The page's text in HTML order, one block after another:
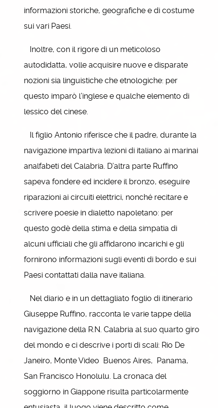
informazioni storiche, geografiche e di costume
sui vari Paesi.
Inoltre, con il rigore di un meticoloso
autodidatta, volle acquisire nuove e disparate
nozioni sia linguistiche che etnologiche: per
questo imparò l’inglese e qualche elemento di
lessico del cinese.
Il figlio Antonio riferisce che il padre, durante la
navigazione impartiva lezioni di italiano ai marinai
analfabeti del Calabria. D’altra parte Ruffino
sapeva fondere ed incidere il bronzo, eseguire
riparazioni ai circuiti elettrici, nonché recitare e
scrivere poesie in dialetto napoletano: per
questo godè della stima e della simpatia di
alcuni ufficiali che gli affidarono incarichi e gli
fornirono informazioni sugli eventi di bordo e sui
Paesi contattati dalla nave italiana.
Nel diario e in un dettagliato foglio di itinerario
Giuseppe Ruffino, racconta le varie tappe della
navigazione della R.N. Calabria al suo quarto giro
del mondo e ci descrive i porti di scali: Rio De
Janeiro, Monte Video Buenos Aires, Panama,
San Francisco Honolulu. La cronaca del
soggiorno in Giappone risulta particolarmente